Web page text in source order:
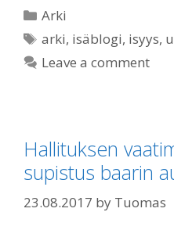
Categories
Arki
Tags
arki, isäblogi, isyys,
Leave a comment
Hallituksen
supistus baarin
23.08.2017 by Tuomas